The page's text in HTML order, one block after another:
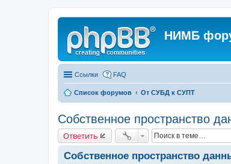
НИМБ
Ссылки FAQ
Список форумов От СУБД к СУПТ
Собственное пространство
Ответить
Собственное пространство